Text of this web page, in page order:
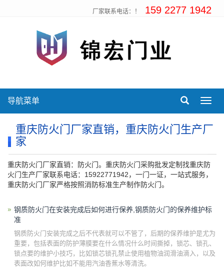
厂家联系电话：！ 159 2277 1942
导航菜单
重庆防火门厂家直销，重庆防火门生产厂
家
重庆防火门厂家直销：防火门。重庆防火门采购批发定制找重庆防
火门生产厂家联系电话：15922771942，一门一证，一站式服务，
重庆防火门厂家严格按照消防标准生产制作防火门。
钢质防火门在安装完成后如何进行保养,钢质防火门的保养维护标
准
钢质防火门安装完成之后不代表就可以不管了，后期的保养维护是尤为
重要，包括表面的防护薄膜要在什么情况什么时间撕掉，锁芯、锁孔、
锁点要的维护小技巧，比如锁芯锁孔禁止使用植物油润滑油滴入，以及
表面改如何维护比如不能用汽油香蕉水等清洗。